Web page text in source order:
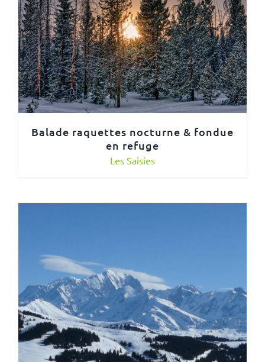
Balade raquettes nocturne & fondue
en refuge
Les Saisies